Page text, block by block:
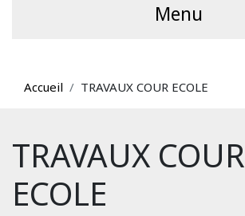
Menu
Accueil TRAVAUX COUR ECOLE
TRAVAUX COUR
ECOLE